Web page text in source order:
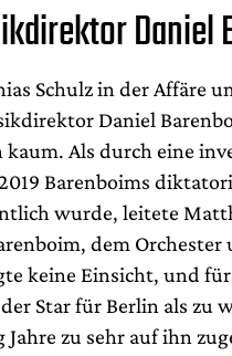
Daniel
Schulz in der Affäre
Daniel
Als durch eine
Barenboims
wurde, leitete
dem Orchester
keine Einsicht, und
Star für Berlin als zu
zu sehr auf ihn